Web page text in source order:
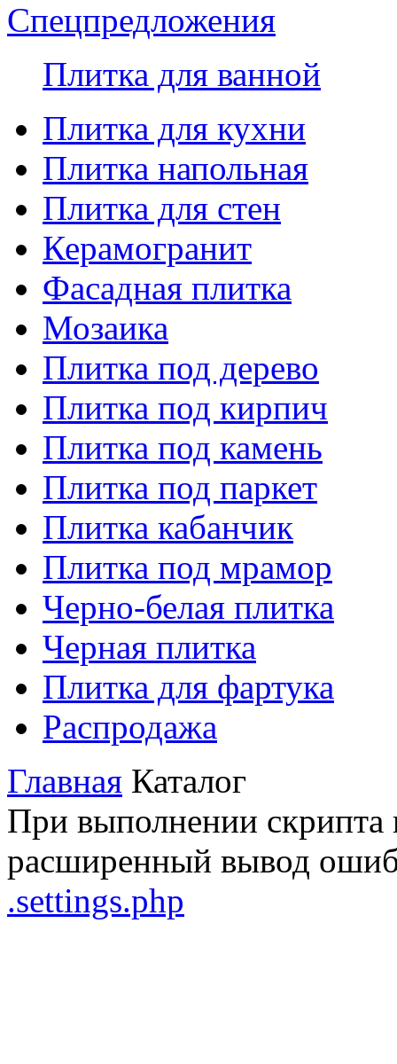
Спецпредложения
Плитка для ванной
Плитка для кухни
Плитка напольная
Плитка для стен
Керамогранит
Фасадная плитка
Мозаика
Плитка под дерево
Плитка под кирпич
Плитка под камень
Плитка под паркет
Плитка кабанчик
Плитка под мрамор
Черно-белая плитка
Черная плитка
Плитка для фартука
Распродажа
Главная Каталог
При выполнении
расширенный вывод
.settings.php